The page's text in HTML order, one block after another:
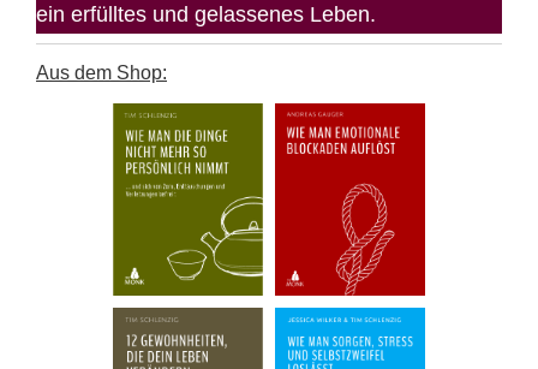
ein erfülltes und gelassenes Leben.
Aus dem Shop: